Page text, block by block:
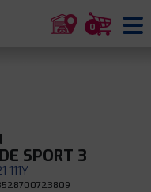
0
SPORT 3
111Y